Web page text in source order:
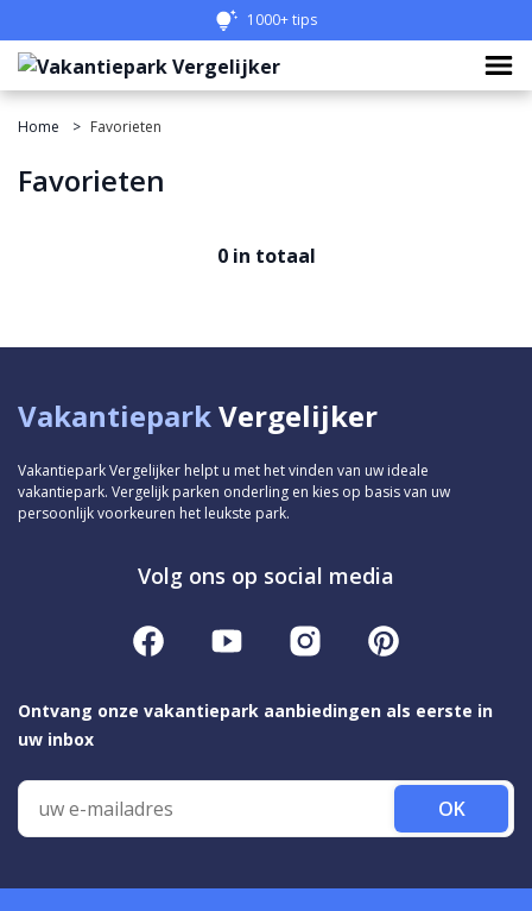
1000+ tips
Home Favorieten
Favorieten
0 in totaal
VakantieparkVergelijker
Vakantiepark Vergelijker helpt u met het vinden van uw ideale
vakantiepark. Vergelijk parken onderling en kies op basis van uw
persoonlijk voorkeuren het leukste park.
Volg ons op social media
Ontvang onze vakantiepark aanbiedingen als eerste in
uw inbox
OK